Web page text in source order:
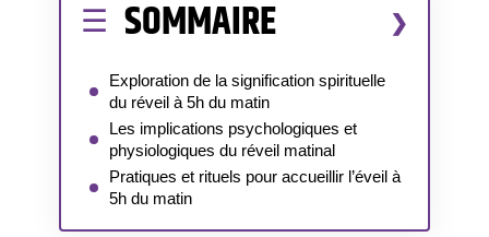
SOMMAIRE
Exploration de la signification spirituelle
du réveil à 5h du matin
Les implications psychologiques et
physiologiques du réveil matinal
Pratiques et rituels pour accueillir l’éveil à
5h du matin